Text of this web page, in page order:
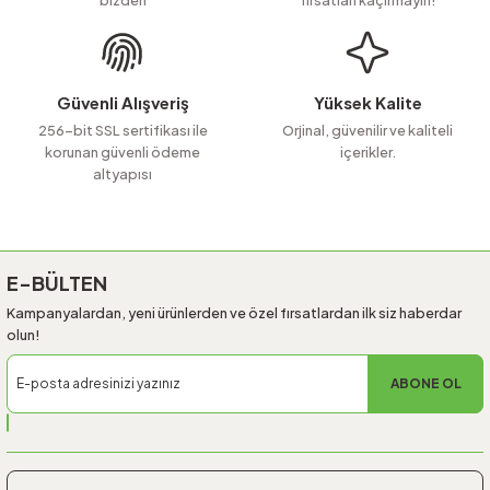
Ürün fiyatı diğer sitelerden daha pahalı.
Bu ürüne benzer farklı alternatifler olmalı.
Güvenli Alışveriş
256-bit SSL sertifikası ile
korunan güvenli ödeme
altyapısı
Yüksek Kalite
Orjinal, güvenilir ve kaliteli
içerikler.
E-BÜLTEN
Kampanyalardan, yeni ürünlerden ve özel fırsatlardan ilk siz haberdar
olun!
ABONE OL